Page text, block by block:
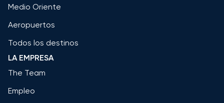
Medio Oriente
Aeropuertos
Todos los destinos
LA EMPRESA
The Team
Empleo